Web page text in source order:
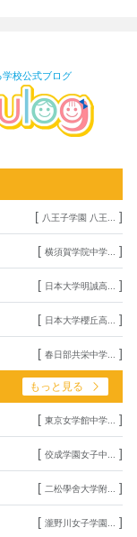
校公式ブログ
[ 八王子学園 八王... ]
[ 横須賀学院中学... ]
[ 日本大学明誠高... ]
[ 日本大学櫻丘高... ]
[ 春日部共栄中学... ]
もっと見る
[ 東京女学館中学... ]
[ 佼成学園女子中... ]
[ 二松學舍大学附... ]
[ 瀧野川女子学園... ]